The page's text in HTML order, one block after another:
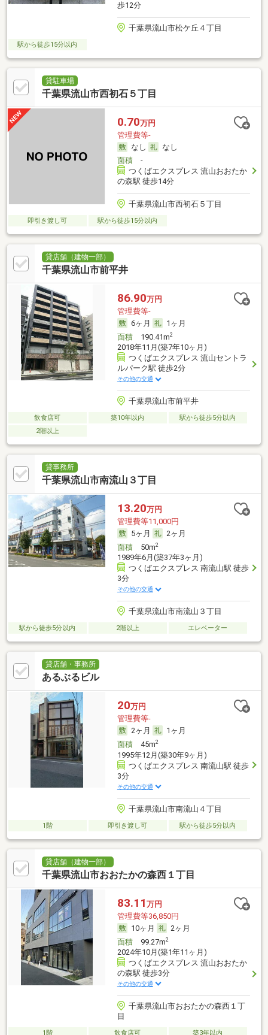
歩12分
千葉県流山市松ケ丘４丁目
駅から徒歩15分以内
貸駐車場
千葉県流山市西初石５丁目
0.70万円
管理費等-
なし
なし
面積-
つくばエクスプレス 流山おおたか
の森駅 徒歩14分
千葉県流山市西初石５丁目
即引き渡し可 駅から徒歩15分以内
貸店舗（建物一部）
千葉県流山市前平井
86.90万円
管理費等-
6ヶ月
1ヶ月
面積190.41m2
2018年11月(築7年10ヶ月)
つくばエクスプレス 流山セントラ
ルパーク駅 徒歩2分
その他の交通
千葉県流山市前平井
飲食店可 築10年以内
駅から徒歩5分以内
2階以上
貸事務所
千葉県流山市南流山３丁目
13.20万円
管理費等11,000円
5ヶ月
2ヶ月
面積50m2
1989年6月(築37年3ヶ月)
つくばエクスプレス 南流山駅 徒歩
3分
その他の交通
千葉県流山市南流山３丁目
駅から徒歩5分以内 2階以上 エレベーター
貸店舗・事務所
あるぶるビル
20万円
管理費等-
2ヶ月
1ヶ月
面積45m2
1995年12月(築30年9ヶ月)
つくばエクスプレス 南流山駅 徒歩
3分
その他の交通
千葉県流山市南流山４丁目
1階 即引き渡し可 駅から徒歩5分以内
貸店舗（建物一部）
千葉県流山市おおたかの森西１丁目
83.11 万円
管理費等36,850円
10ヶ月
2ヶ月
面積99.27m2
2024年10月(築1年11ヶ月)
つくばエクスプレス 流山おおたか
の森駅 徒歩3分
その他の交通
千葉県流山市おおたかの森西１丁
目
1階 飲食店可 築3年以内